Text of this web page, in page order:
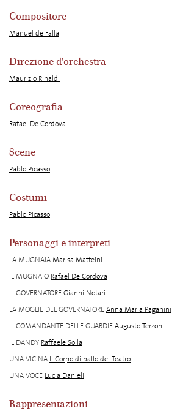
Compositore
Manuel de Falla
Direzione d'orchestra
Maurizio Rinaldi
Coreografia
Rafael De Cordova
Scene
Pablo Picasso
Costumi
Pablo Picasso
Personaggi e interpreti
LA MUGNAIAMarisa Matteini
IL MUGNAIO Rafael De Cordova
IL GOVERNATOREGianni Notari
LA MOGLIE DEL GOVERNATOREAnna Maria Paganini
IL COMANDANTE DELLE GUARDIEAugusto Terzoni
IL DANDY Raffaele Solla
UNA VICINA Il Corpo di ballo del Teatro
UNA VOCE Lucia Danieli
Rappresentazioni